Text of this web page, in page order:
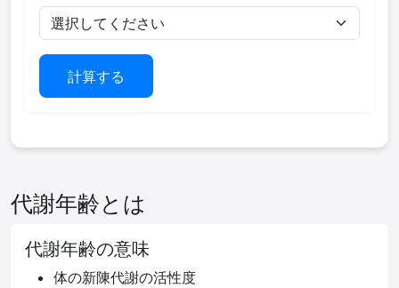
計算する
代謝年齢とは
代謝年齢の意味
体の新陳代謝の活性度